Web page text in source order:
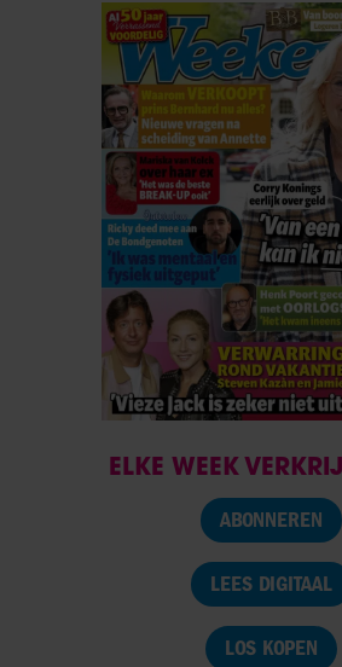
ELKE WEEK
ABONNEREN
LEES DIGITAAL
LOS KOPEN